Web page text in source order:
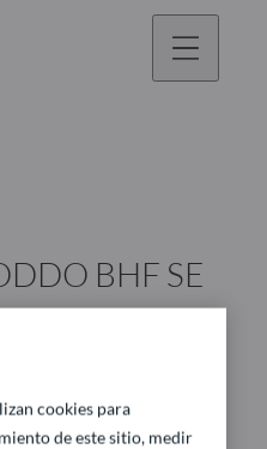
BHF SE
cookies para
de este sitio, medir